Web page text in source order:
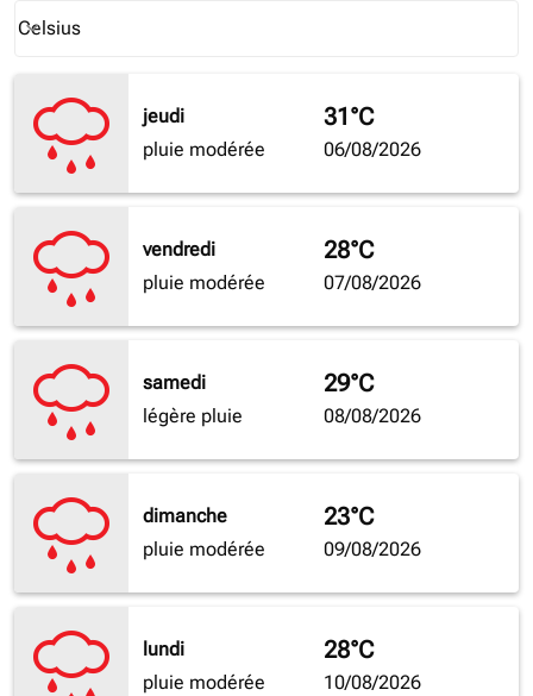
Celsius
keyboard_arrow_down
jeudi
pluie modérée
31°C
06/08/2026
vendredi
pluie modérée
28°C
07/08/2026
samedi
légère pluie
29°C
08/08/2026
dimanche
pluie modérée
23°C
09/08/2026
lundi
pluie modérée
28°C
10/08/2026